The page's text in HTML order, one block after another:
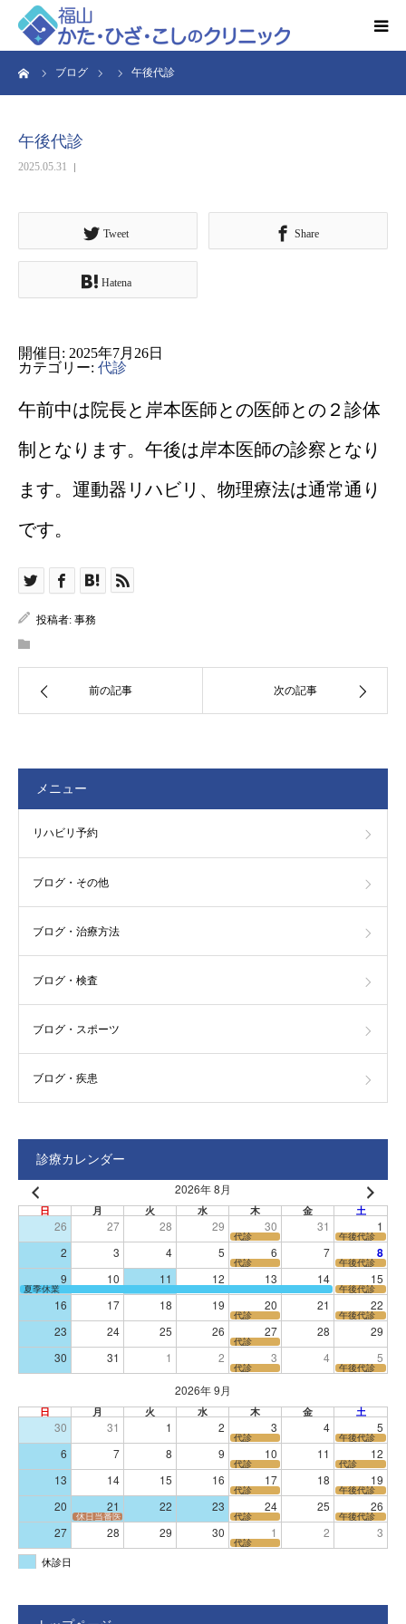
ブログ 午後代診
午後代診
2025.05.31
Tweet Share
Hatena
開催日: 2025年7月26日
カテゴリー: 代診
午前中は院長と岸本医師との医師との２診体
制となります。午後は岸本医師の診察となり
ます。運動器リハビリ、物理療法は通常通り
です。
投稿者: 事務
前の記事 次の記事
メニュー
リハビリ予約
ブログ・その他
ブログ・治療方法
ブログ・検査
ブログ・スポーツ
ブログ・疾患
診療カレンダー
2026年 8月
日 月 火 水 木 金 土
26 27 28 29 30 31 1
代診 午後代診
2 3 4 5 6 7 8
代診 午後代診
9 10 11 12 13 14 15
夏季休業 午後代診
16 17 18 19 20 21 22
代診 午後代診
23 24 25 26 27 28 29
代診
30 31 1 2 3 4 5
代診 午後代診
2026年 9月
日 月 火 水 木 金 土
30 31 1 2 3 4 5
代診 午後代診
6 7 8 9 10 11 12
代診 代診
13 14 15 16 17 18 19
代診 午後代診
20 21 22 23 24 25 26
休日当番医 代診 午後代診
27 28 29 30 1 2 3
代診
休診日
HOME
得意とする検査・治療
リハビリ予約